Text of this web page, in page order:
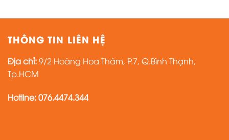
THÔNG TIN LIÊN HỆ
Địa chỉ:9/2 Hoàng Hoa Thám, P.7, Q.Bình Thạnh,
Tp.HCM
Hotline: 076.4474.344